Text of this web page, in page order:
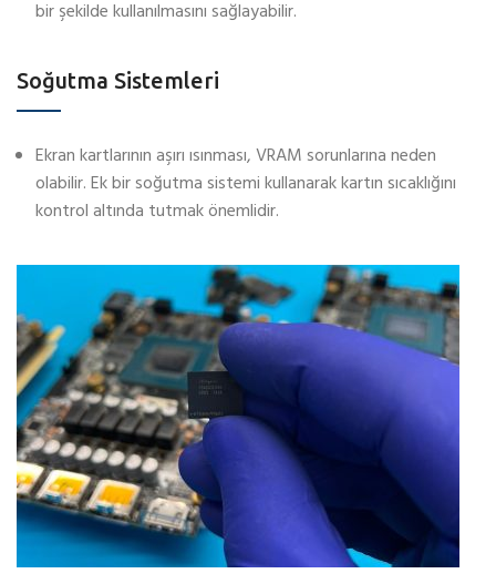
bir şekilde kullanılmasını sağlayabilir.
Soğutma Sistemleri
Ekran kartlarının aşırı ısınması, VRAM sorunlarına neden
olabilir. Ek bir soğutma sistemi kullanarak kartın sıcaklığını
kontrol altında tutmak önemlidir.